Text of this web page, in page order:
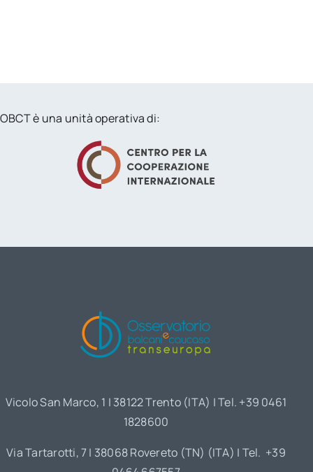
OBCT è una unità operativa di:
Vicolo San Marco, 1 | 38122 Trento (ITA) | Tel. +39 0461
1828600
Via Tartarotti, 7 | 38068 Rovereto (TN) (ITA) | Tel. +39